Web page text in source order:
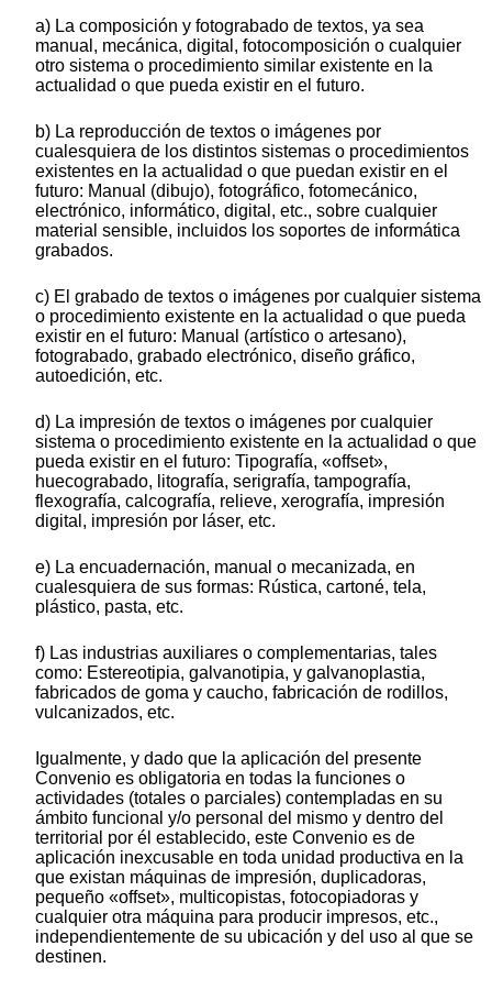
a) La composición y fotograbado de textos, ya sea
manual, mecánica, digital, fotocomposición o cualquier
otro sistema o procedimiento similar existente en la
actualidad o que pueda existir en el futuro.
b) La reproducción de textos o imágenes por
cualesquiera de los distintos sistemas o procedimientos
existentes en la actualidad o que puedan existir en el
futuro: Manual (dibujo), fotográfico, fotomecánico,
electrónico, informático, digital, etc., sobre cualquier
material sensible, incluidos los soportes de informática
grabados.
c) El grabado de textos o imágenes por cualquier sistema
o procedimiento existente en la actualidad o que pueda
existir en el futuro: Manual (artístico o artesano),
fotograbado, grabado electrónico, diseño gráfico,
autoedición, etc.
d) La impresión de textos o imágenes por cualquier
sistema o procedimiento existente en la actualidad o que
pueda existir en el futuro: Tipografía, «offset»,
huecograbado, litografía, serigrafía, tampografía,
flexografía, calcografía, relieve, xerografía, impresión
digital, impresión por láser, etc.
e) La encuadernación, manual o mecanizada, en
cualesquiera de sus formas: Rústica, cartoné, tela,
plástico, pasta, etc.
f) Las industrias auxiliares o complementarias, tales
como: Estereotipia, galvanotipia, y galvanoplastia,
fabricados de goma y caucho, fabricación de rodillos,
vulcanizados, etc.
Igualmente, y dado que la aplicación del presente
Convenio es obligatoria en todas la funciones o
actividades (totales o parciales) contempladas en su
ámbito funcional y/o personal del mismo y dentro del
territorial por él establecido, este Convenio es de
aplicación inexcusable en toda unidad productiva en la
que existan máquinas de impresión, duplicadoras,
pequeño «offset», multicopistas, fotocopiadoras y
cualquier otra máquina para producir impresos, etc.,
independientemente de su ubicación y del uso al que se
destinen.